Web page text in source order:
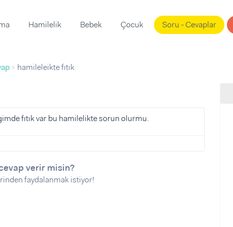
Hamilelik Bebek Çocuk Soru - Cevaplar
hamileleikte fıtık
fıtık var bu hamilelikte sorun olurmu.
verir misin?
faydalanmak istiyor!